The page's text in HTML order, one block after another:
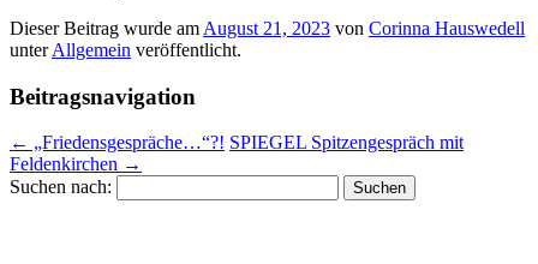
Dieser Beitrag wurde am August 21, 2023 von Corinna Hauswedell
unterAllgemein veröffentlicht.
Beitragsnavigation
← „Friedensgespräche…“?! SPIEGEL Spitzengespräch mit
Feldenkirchen →
Suchen nach: